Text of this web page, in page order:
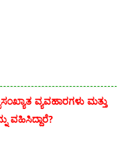
ವ್ಯವಹಾರಗಳು ಮತ್ತು
ವಹಿಸಿದ್ದಾರೆ?